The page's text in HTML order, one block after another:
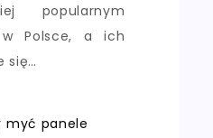
popularnym
w Polsce, a ich
się…
myć panele